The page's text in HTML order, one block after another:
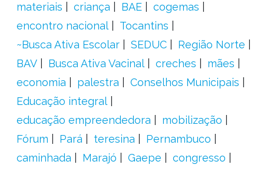
materiais
criança BAE
cogemas
encontro nacional
Tocantins
~Busca Ativa Escolar
SEDUC
Região Norte
BAV
Busca Ativa Vacinal creches
mães
economia
palestra
Conselhos Municipais
Educação integral
educação empreendedora
mobilização
Fórum
Pará teresina
Pernambuco
caminhada
Marajó Gaepe
congresso